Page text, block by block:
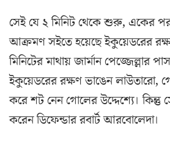
সেই যে ২ মিনিট থেকে শুরু, একের
আক্রমণ সইতে হয়েছে ইকুয়েডরের
মিনিটের মাথায় জার্মান পেজ্জেল্লার
ইকুয়েডরের রক্ষণ ভাঙেন লাউতারো,
করে শট নেন গোলের উদ্দেশ্যে। কিন্তু
করেন ডিফেন্ডার রবার্ট আরবোলেদা।